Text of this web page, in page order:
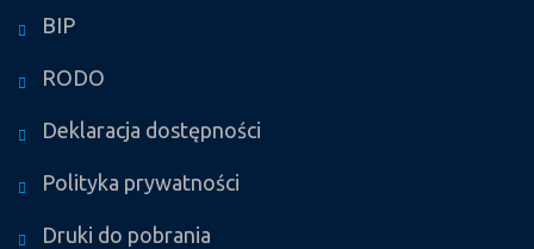
BIP
RODO
Deklaracja dostępności
Polityka prywatności
Druki do pobrania